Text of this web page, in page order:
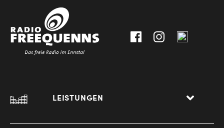
LEISTUNGEN